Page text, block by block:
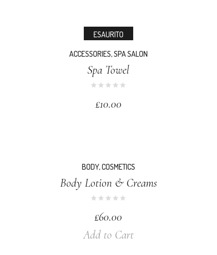
ESAURITO
ACCESSORIES,SPA SALON
Spa Towel
£10.00
BODY,COSMETICS
Body Lotion & Creams
£60.00
Add to Cart